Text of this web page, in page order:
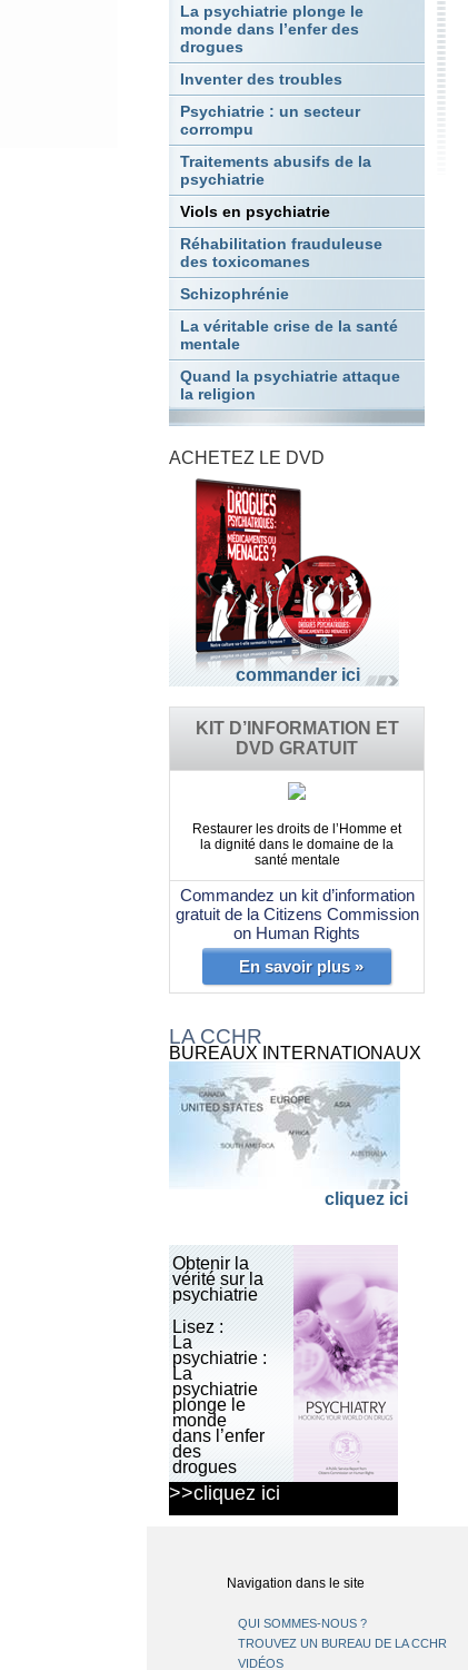
La psychiatrie plonge le
monde dans l’enfer des
drogues
Inventer des troubles
Psychiatrie : un secteur
corrompu
Traitements abusifs de la
psychiatrie
Viols en psychiatrie
Réhabilitation frauduleuse
des toxicomanes
Schizophrénie
La véritable crise de la santé
mentale
Quand la psychiatrie attaque
la religion
ACHETEZ LE DVD
commander ici
KIT D’INFORMATION ET
DVD GRATUIT
Restaurer les droits de l’Homme et
la dignité dans le domaine de la
santé mentale
Commandez un kit d’information
gratuit de la Citizens Commission
on Human Rights
En savoir plus »
LA CCHR
BUREAUX INTERNATIONAUX
cliquez ici
Obtenir la
vérité sur la
psychiatrie
Lisez :
La
psychiatrie :
La
psychiatrie
plonge le
monde
dans l’enfer
des
drogues
Téléchargez
la
>>cliquez ici
Navigation dans le site
QUI SOMMES-NOUS ?
TROUVEZ UN BUREAU DE LA CCHR
VIDÉOS